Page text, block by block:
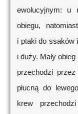
ewolucyjnym: u
obiegu,
i ptaki do ssaków
i duży. Mały
przechodzi
płucną do
krew